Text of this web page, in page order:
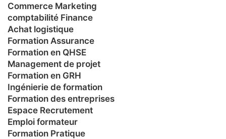
Commerce Marketing
comptabilité Finance
Achat logistique
Formation Assurance
Formation en QHSE
Management de projet
Formation en GRH
Ingénierie de formation
Formation des entreprises
Espace Recrutement
Emploi formateur
Formation Pratique